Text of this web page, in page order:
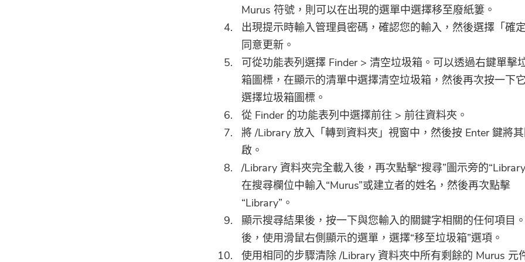
Murus 符號，則可以在出現的選單中選擇移至廢紙簍。
出現提示時輸入管理員密碼，確認您的輸入，然後選擇「確定
同意更新。
可從功能表列選擇 Finder > 清空垃圾箱。可以透過右鍵單擊
箱圖標，在顯示的清單中選擇清空垃圾箱，然後再次按一下
選擇垃圾箱圖標。
從 Finder 的功能表列中選擇前往 > 前往資料夾。
將 /Library 放入「轉到資料夾」視窗中，然後按 Enter 鍵將
啟。
/Library 資料夾完全載入後，再次點擊“搜尋”圖示旁的
在搜尋欄位中輸入“Murus”或建立者的姓名，然後再次點擊
“Library”。
顯示搜尋結果後，按一下與您輸入的關鍵字相關的任何項目
後，使用滑鼠右側顯示的選單，選擇“移至垃圾箱”選項。
使用相同的步驟清除 /Library 資料夾中所有剩餘的 Murus 元